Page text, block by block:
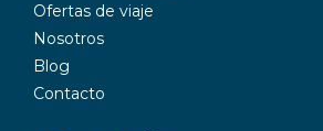
Ofertas de viaje
Nosotros
Blog
Contacto